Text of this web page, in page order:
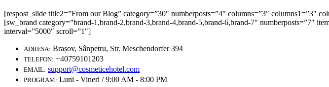
[respost_slide title2=”From our Blog” category=”30″ numberposts=”4″ columns=”3″ columns1=”3″
[sw_brand category=”brand-1,brand-2,brand-3,brand-4,brand-5,brand-6,brand-7″ numberposts=”7″
interval=”5000″ scroll=”1″]
ADRESA: Brașov, Sânpetru, Str. Meschendorfer 394
TELEFON: +40759101203
EMAIL: support@cosmeticehotel.com
PROGRAM: Luni - Vineri / 9:00 AM - 8:00 PM